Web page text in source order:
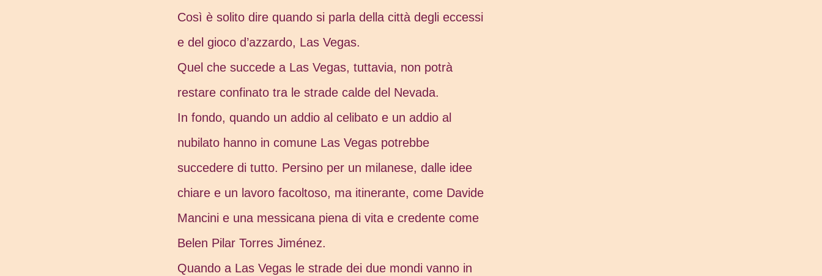
Così è solito dire quando si parla della città degli eccessi
e del gioco d’azzardo, Las Vegas.
Quel che succede a Las Vegas, tuttavia, non potrà
restare confinato tra le strade calde del Nevada.
In fondo, quando un addio al celibato e un addio al
nubilato hanno in comune Las Vegas potrebbe
succedere di tutto. Persino per un milanese, dalle idee
chiare e un lavoro facoltoso, ma itinerante, come Davide
Mancini e una messicana piena di vita e credente come
Belen Pilar Torres Jiménez.
Quando a Las Vegas le strade dei due mondi vanno in